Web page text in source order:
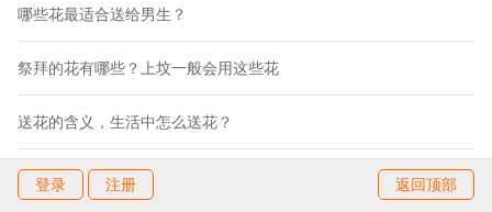
哪些花最适合送给男生？
祭拜的花有哪些？上坟一般会用这些花
送花的含义，生活中怎么送花？
返回顶部
登录 注册